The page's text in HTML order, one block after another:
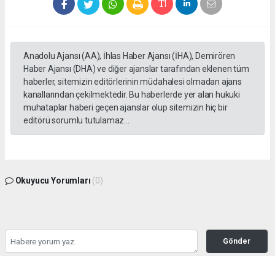
Anadolu Ajansı (AA), İhlas Haber Ajansı (İHA), Demirören
Haber Ajansı (DHA) ve diğer ajanslar tarafından eklenen tüm
haberler, sitemizin editörlerinin müdahalesi olmadan ajans
kanallarından çekilmektedir. Bu haberlerde yer alan hukuki
muhataplar haberi geçen ajanslar olup sitemizin hiç bir
editörü sorumlu tutulamaz...
Okuyucu Yorumları (0)
Gönder